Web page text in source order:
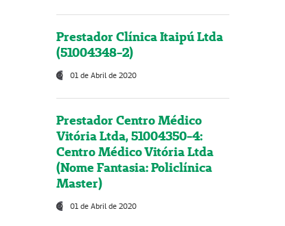
Prestador Clínica Itaipú Ltda
(51004348-2)
01 de Abril de 2020
Prestador Centro Médico
Vitória Ltda, 51004350-4:
Centro Médico Vitória Ltda
(Nome Fantasia: Policlínica
Master)
01 de Abril de 2020